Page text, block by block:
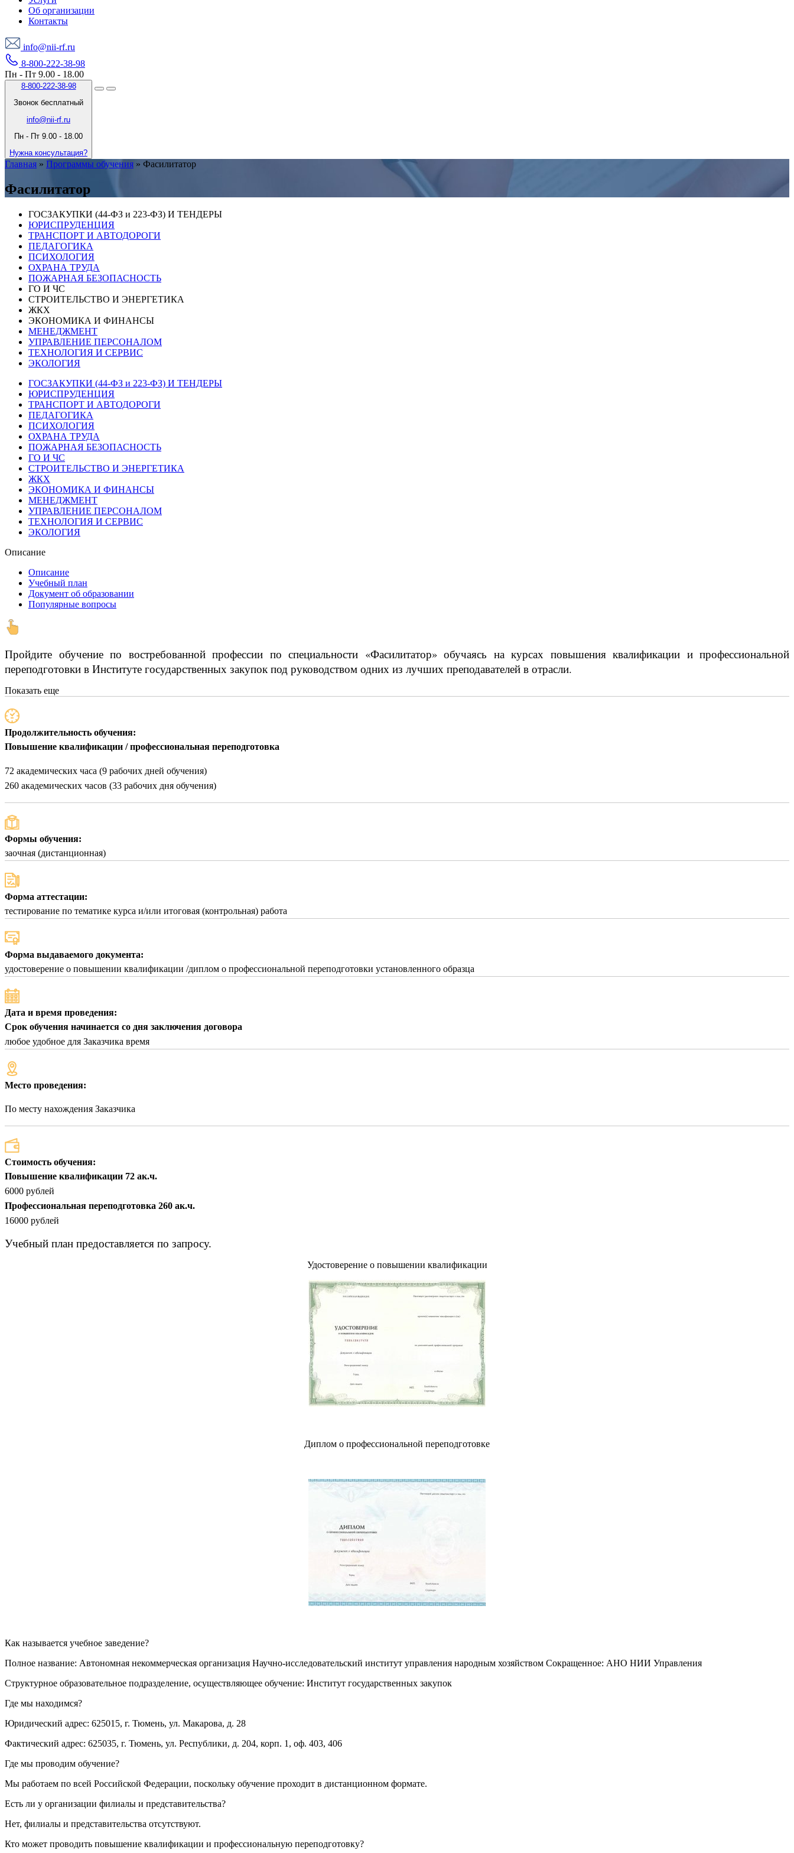
Об организации
Контакты
info@nii-rf.ru
8-800-222-38-98
Пн - Пт 9.00 - 18.00
8-800-222-38-98
Звонок бесплатный
info@nii-rf.ru
Пн - Пт 9.00 - 18.00
Нужна консультация?
Главная » Программы обучения » Фасилитатор
Фасилитатор
ГОСЗАКУПКИ (44-ФЗ и 223-ФЗ) И ТЕНДЕРЫ
ЮРИСПРУДЕНЦИЯ
ТРАНСПОРТ И АВТОДОРОГИ
ПЕДАГОГИКА
ПСИХОЛОГИЯ
ОХРАНА ТРУДА
ПОЖАРНАЯ БЕЗОПАСНОСТЬ
ГО И ЧС
СТРОИТЕЛЬСТВО И ЭНЕРГЕТИКА
ЖКХ
ЭКОНОМИКА И ФИНАНСЫ
МЕНЕДЖМЕНТ
УПРАВЛЕНИЕ ПЕРСОНАЛОМ
ТЕХНОЛОГИЯ И СЕРВИС
ЭКОЛОГИЯ
ГОСЗАКУПКИ (44-ФЗ и 223-ФЗ) И ТЕНДЕРЫ
ЮРИСПРУДЕНЦИЯ
ТРАНСПОРТ И АВТОДОРОГИ
ПЕДАГОГИКА
ПСИХОЛОГИЯ
ОХРАНА ТРУДА
ПОЖАРНАЯ БЕЗОПАСНОСТЬ
ГО И ЧС
СТРОИТЕЛЬСТВО И ЭНЕРГЕТИКА
ЖКХ
ЭКОНОМИКА И ФИНАНСЫ
МЕНЕДЖМЕНТ
УПРАВЛЕНИЕ ПЕРСОНАЛОМ
ТЕХНОЛОГИЯ И СЕРВИС
ЭКОЛОГИЯ
Описание
Описание
Учебный план
Документ об образовании
Популярные вопросы
Пройдите обучение по востребованной профессии по специальности «Фасилитатор» обучаясь на курсах повышения квалификации и профессиональной
переподготовки в Институте государственных закупок под руководством одних из лучших преподавателей в отрасли.
Показать еще
Продолжительность обучения:
Повышение квалификации / профессиональная переподготовка
72 академических часа (9 рабочих дней обучения)
260 академических часов (33 рабочих дня обучения)
Формы обучения:
заочная (дистанционная)
Форма аттестации:
тестирование по тематике курса и/или итоговая (контрольная) работа
Форма выдаваемого документа:
удостоверение о повышении квалификации /диплом о профессиональной переподготовки установленного образца
Дата и время проведения:
Срок обучения начинается со дня заключения договора
любое удобное для Заказчика время
Место проведения:
По месту нахождения Заказчика
Стоимость обучения:
Повышение квалификации 72 ак.ч.
6000 рублей
Профессиональная переподготовка 260 ак.ч.
16000 рублей
Учебный план предоставляется по запросу.
Удостоверение о повышении квалификации
Диплом о профессиональной переподготовке
Как называется учебное заведение?
Полное название: Автономная некоммерческая организация Научно-исследовательский институт управления народным хозяйством Сокращенное: АНО НИИ Управления
Структурное образовательное подразделение, осуществляющее обучение: Институт государственных закупок
Где мы находимся?
Юридический адрес: 625015, г. Тюмень, ул. Макарова, д. 28
Фактический адрес: 625035, г. Тюмень, ул. Республики, д. 204, корп. 1, оф. 403, 406
Где мы проводим обучение?
Мы работаем по всей Российской Федерации, поскольку обучение проходит в дистанционном формате.
Есть ли у организации филиалы и представительства?
Нет, филиалы и представительства отсутствуют.
Кто может проводить повышение квалификации и профессиональную переподготовку?